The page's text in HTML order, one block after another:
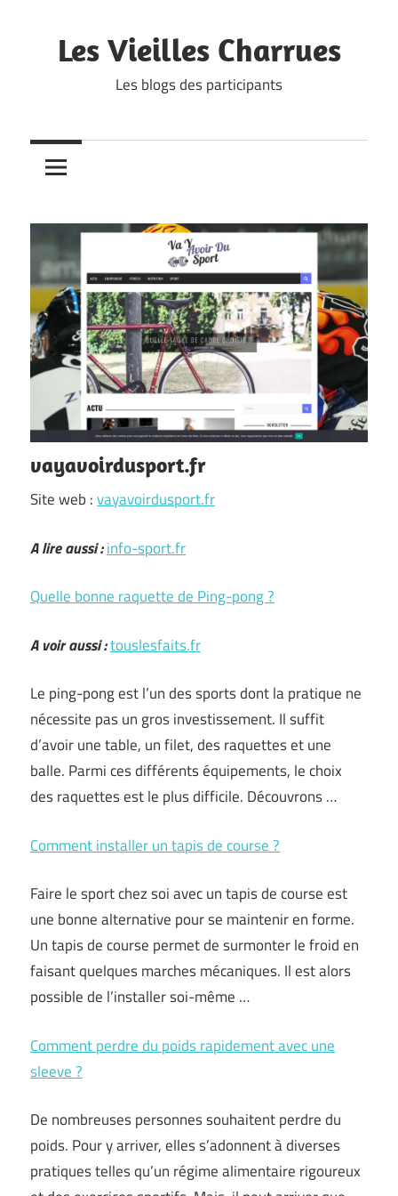
contentLes Vieilles Charrues
Les blogs des participants
vayavoirdusport.fr
Site web :vayavoirdusport.fr
A lire aussi :info-sport.fr
Quelle bonne raquette de Ping-pong ?
A voir aussi :touslesfaits.fr
Le ping-pong est l’un des sports dont la pratique ne
nécessite pas un gros investissement. Il suffit
d’avoir une table, un filet, des raquettes et une
balle. Parmi ces différents équipements, le choix
des raquettes est le plus difficile. Découvrons …
Comment installer un tapis de course ?
Faire le sport chez soi avec un tapis de course est
une bonne alternative pour se maintenir en forme.
Un tapis de course permet de surmonter le froid en
faisant quelques marches mécaniques. Il est alors
possible de l’installer soi-même …
Comment perdre du poids rapidement avec une
sleeve ?
De nombreuses personnes souhaitent perdre du
poids. Pour y arriver, elles s’adonnent à diverses
pratiques telles qu’un régime alimentaire rigoureux